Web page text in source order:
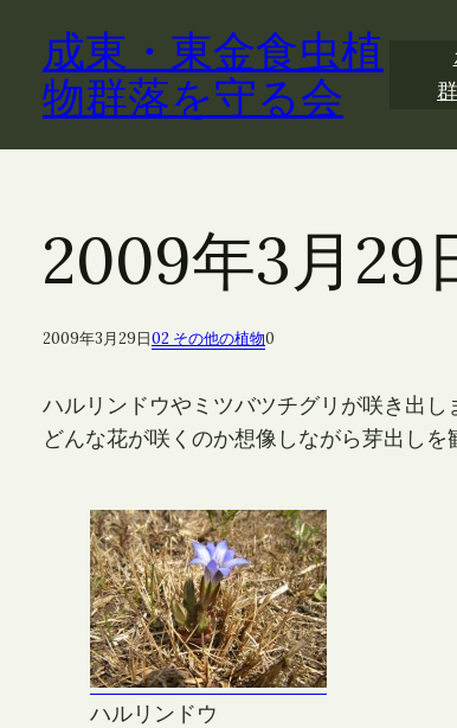
キ
成東・東金食虫植
物群落を守る会
2009年3月
2009年3月29日02 その他の植物0
ハルリンドウやミツバツチグリが咲き出し
どんな花が咲くのか想像しながら芽出しを
ハルリンドウ